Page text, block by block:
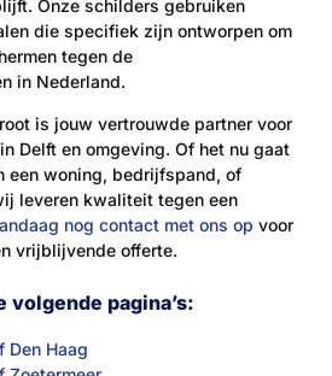
Onze schilders gebruiken
die specifiek zijn ontworpen om
tegen de
in Nederland.
is jouw vertrouwde partner voor
Delft en omgeving. Of het nu gaat
een woning, bedrijfspand, of
leveren kwaliteit tegen een
nog contact met ons op voor
vrijblijvende offerte.
volgende pagina’s:
Den Haag